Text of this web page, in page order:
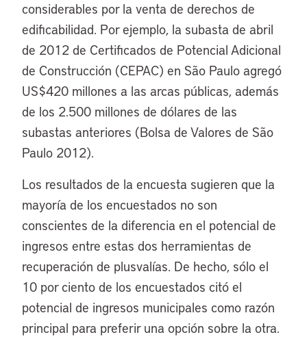
considerables por la venta de derechos de
edificabilidad. Por ejemplo, la subasta de abril
de 2012 de Certificados de Potencial Adicional
de Construcción (CEPAC) en São Paulo agregó
US$420 millones a las arcas públicas, además
de los 2.500 millones de dólares de las
subastas anteriores (Bolsa de Valores de São
Paulo 2012).
Los resultados de la encuesta sugieren que la
mayoría de los encuestados no son
conscientes de la diferencia en el potencial de
ingresos entre estas dos herramientas de
recuperación de plusvalías. De hecho, sólo el
10 por ciento de los encuestados citó el
potencial de ingresos municipales como razón
principal para preferir una opción sobre la otra.